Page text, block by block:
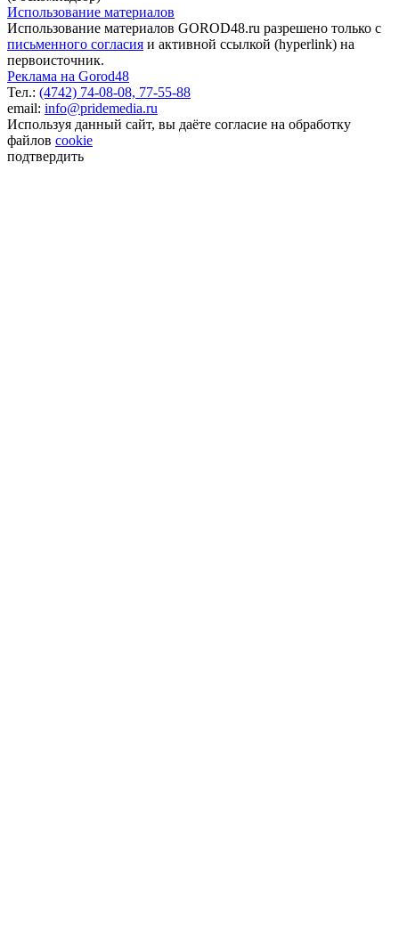
Использование материалов
Использование материалов GOROD48.ru разрешено только с
письменного согласия и активной ссылкой (hyperlink) на
первоисточник.
Реклама на Gorod48
Тел.: (4742) 74-08-08, 77-55-88
email: info@pridemedia.ru
Используя данный сайт, вы даёте согласие на обработку
файлов cookie
подтвердить